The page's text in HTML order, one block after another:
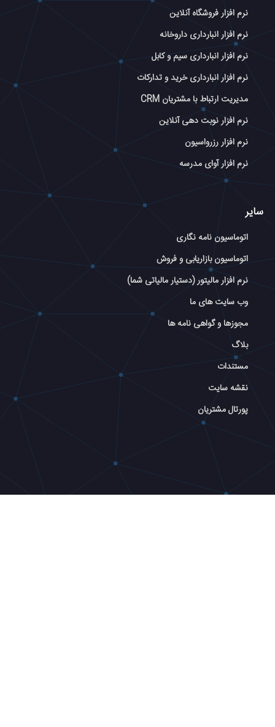
نرم افزار فروشگاه آنلاین
نرم افزار انبارداری داروخانه
نرم افزار انبارداری سیم و کابل
نرم افزار انبارداری خرید و تدارکات
مدیریت ارتباط با مشتریان CRM
نرم افزار نوبت دهی آنلاین
نرم افزار رزرواسیون
نرم افزار آوای مدرسه
سایر
اتوماسیون نامه نگاری
اتوماسیون بازاریابی و فروش
نرم افزار مالیتور (دستیار مالیاتی شما)
وب سایت های ما
مجوزها و گواهی نامه ها
بلاگ
مستندات
نقشه سایت
پورتال مشتریان